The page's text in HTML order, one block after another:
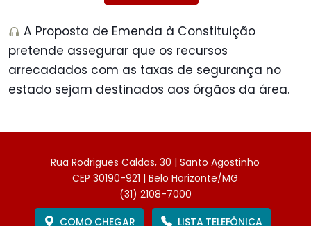
A Proposta de Emenda à Constituição
pretende assegurar que os recursos
arrecadados com as taxas de segurança no
estado sejam destinados aos órgãos da área.
Rua Rodrigues Caldas, 30 | Santo Agostinho
CEP 30190-921 | Belo Horizonte/MG
(31) 2108-7000
COMO CHEGAR
LISTA TELEFÔNICA